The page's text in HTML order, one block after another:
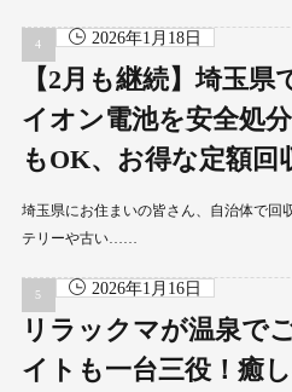
2026年1月18日
【2月も継続】埼玉
イオン電池を安全処
もOK、お得な定額回
埼玉県にお住まいの皆さん、自治体で回
テリーや古い……
2026年1月16日
リラックマが温泉で
イトも一台三役！癒